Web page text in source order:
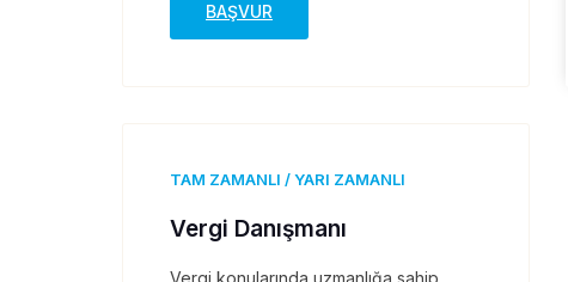
BAŞVUR
TAM ZAMANLI / YARI ZAMANLI
Vergi Danışmanı
Vergi konularında uzmanlığa sahip,